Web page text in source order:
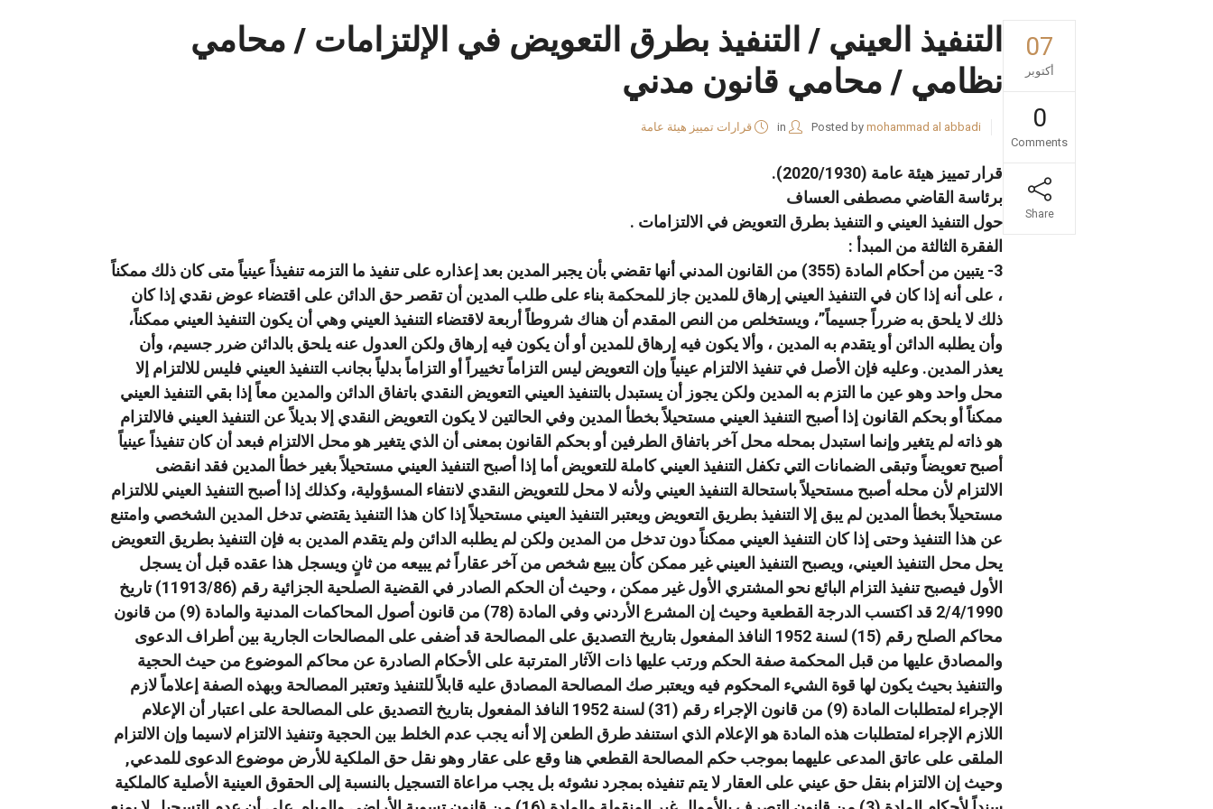
07
أكتوبر
0
Comments
Share
التنفيذ العيني / التنفيذ بطرق التعويض في الإلتزامات / محامي
نظامي / محامي قانون مدني
Posted by mohammad al abbadi
in قرارات تمييز هيئة عامة
قرار تمييز هيئة عامة (2020/1930).
برئاسة القاضي مصطفى العساف
حول التنفيذ العيني و التنفيذ بطرق التعويض في الالتزامات .
الفقرة الثالثة من المبدأ :
3- يتبين من أحكام المادة (355) من القانون المدني أنها تقضي بأن يجبر المدين بعد إعذاره على تنفيذ ما التزمه تنفيذاً عينياً متى كان ذلك ممكناً
، على أنه إذا كان في التنفيذ العيني إرهاق للمدين جاز للمحكمة بناء على طلب المدين أن تقصر حق الدائن على اقتضاء عوض نقدي إذا كان
ذلك لا يلحق به ضرراً جسيماً”، ويستخلص من النص المقدم أن هناك شروطاً أربعة لاقتضاء التنفيذ العيني وهي أن يكون التنفيذ العيني ممكناً،
وأن يطلبه الدائن أو يتقدم به المدين ، وألا يكون فيه إرهاق للمدين أو أن يكون فيه إرهاق ولكن العدول عنه يلحق بالدائن ضرر جسيم، وأن
يعذر المدين. وعليه فإن الأصل في تنفيذ الالتزام عينياً وإن التعويض ليس التزاماً تخييراً أو التزاماً بدلياً بجانب التنفيذ العيني فليس للالتزام إلا
محل واحد وهو عين ما التزم به المدين ولكن يجوز أن يستبدل بالتنفيذ العيني التعويض النقدي باتفاق الدائن والمدين معاً إذا بقي التنفيذ العيني
ممكناً أو بحكم القانون إذا أصبح التنفيذ العيني مستحيلاً بخطأ المدين وفي الحالتين لا يكون التعويض النقدي إلا بديلاً عن التنفيذ العيني فالالتزام
هو ذاته لم يتغير وإنما استبدل بمحله محل آخر باتفاق الطرفين أو بحكم القانون بمعنى أن الذي يتغير هو محل الالتزام فبعد أن كان تنفيذاً عينياً
أصبح تعويضاً وتبقى الضمانات التي تكفل التنفيذ العيني كاملة للتعويض أما إذا أصبح التنفيذ العيني مستحيلاً بغير خطأ المدين فقد انقضى
الالتزام لأن محله أصبح مستحيلاً باستحالة التنفيذ العيني ولأنه لا محل للتعويض النقدي لانتفاء المسؤولية، وكذلك إذا أصبح التنفيذ العيني للالتزام
مستحيلاً بخطأ المدين لم يبق إلا التنفيذ بطريق التعويض ويعتبر التنفيذ العيني مستحيلاً إذا كان هذا التنفيذ يقتضي تدخل المدين الشخصي وامتنع
عن هذا التنفيذ وحتى إذا كان التنفيذ العيني ممكناً دون تدخل من المدين ولكن لم يطلبه الدائن ولم يتقدم المدين به فإن التنفيذ بطريق التعويض
يحل محل التنفيذ العيني، ويصبح التنفيذ العيني غير ممكن كأن يبيع شخص من آخر عقاراً ثم يبيعه من ثانٍ ويسجل هذا عقده قبل أن يسجل
الأول فيصبح تنفيذ التزام البائع نحو المشتري الأول غير ممكن ، وحيث أن الحكم الصادر في القضية الصلحية الجزائية رقم (11913/86) تاريخ
2/4/1990 قد اكتسب الدرجة القطعية وحيث إن المشرع الأردني وفي المادة (78) من قانون أصول المحاكمات المدنية والمادة (9) من قانون
محاكم الصلح رقم (15) لسنة 1952 النافذ المفعول بتاريخ التصديق على المصالحة قد أضفى على المصالحات الجارية بين أطراف الدعوى
والمصادق عليها من قبل المحكمة صفة الحكم ورتب عليها ذات الآثار المترتبة على الأحكام الصادرة عن محاكم الموضوع من حيث الحجية
والتنفيذ بحيث يكون لها قوة الشيء المحكوم فيه ويعتبر صك المصالحة المصادق عليه قابلاً للتنفيذ وتعتبر المصالحة وبهذه الصفة إعلاماً لازم
الإجراء لمتطلبات المادة (9) من قانون الإجراء رقم (31) لسنة 1952 النافذ المفعول بتاريخ التصديق على المصالحة على اعتبار أن الإعلام
اللازم الإجراء لمتطلبات هذه المادة هو الإعلام الذي استنفد طرق الطعن إلا أنه يجب عدم الخلط بين الحجية وتنفيذ الالتزام لاسيما وإن الالتزام
الملقى على عاتق المدعى عليهما بموجب حكم المصالحة القطعي هنا وقع على عقار وهو نقل حق الملكية للأرض موضوع الدعوى للمدعي,
وحيث إن الالتزام بنقل حق عيني على العقار لا يتم تنفيذه بمجرد نشوئه بل يجب مراعاة التسجيل بالنسبة إلى الحقوق العينية الأصلية كالملكية
واتساب
فيسبوك
لينكد
إن
تواصل معنا